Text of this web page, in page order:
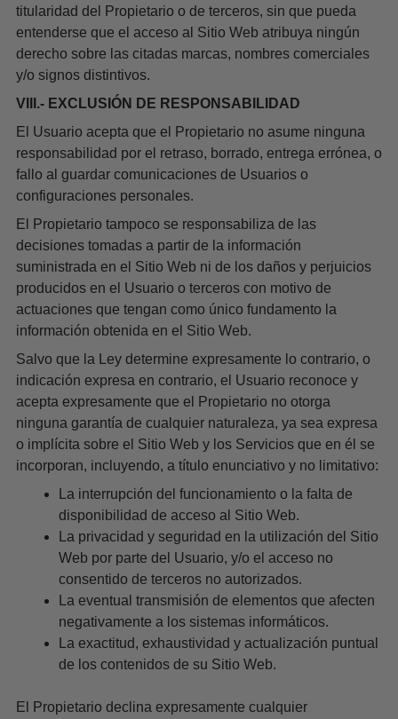
titularidad del Propietario o de terceros, sin que pueda
entenderse que el acceso al Sitio Web atribuya ningún
derecho sobre las citadas marcas, nombres comerciales
y/o signos distintivos.
VIII.- EXCLUSIÓN DE RESPONSABILIDAD
El Usuario acepta que el Propietario no asume ninguna
responsabilidad por el retraso, borrado, entrega errónea, o
fallo al guardar comunicaciones de Usuarios o
configuraciones personales.
El Propietario tampoco se responsabiliza de las
decisiones tomadas a partir de la información
suministrada en el Sitio Web ni de los daños y perjuicios
producidos en el Usuario o terceros con motivo de
actuaciones que tengan como único fundamento la
información obtenida en el Sitio Web.
Salvo que la Ley determine expresamente lo contrario, o
indicación expresa en contrario, el Usuario reconoce y
acepta expresamente que el Propietario no otorga
ninguna garantía de cualquier naturaleza, ya sea expresa
o implícita sobre el Sitio Web y los Servicios que en él se
incorporan, incluyendo, a título enunciativo y no limitativo:
La interrupción del funcionamiento o la falta de
disponibilidad de acceso al Sitio Web.
La privacidad y seguridad en la utilización del Sitio
Web por parte del Usuario, y/o el acceso no
consentido de terceros no autorizados.
La eventual transmisión de elementos que afecten
negativamente a los sistemas informáticos.
La exactitud, exhaustividad y actualización puntual
de los contenidos de su Sitio Web.
El Propietario declina expresamente cualquier